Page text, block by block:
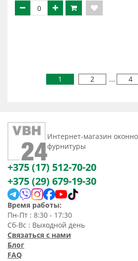
1 2 ... 4
Интернет-магазин
фурнитуры
+375 (17) 512-70-20
+375 (29) 679-19-30
Время работы:
Пн-Пт : 8:30 - 17:30
Сб-Вс : Выходной день
Связаться с нами
Блог
FAQ